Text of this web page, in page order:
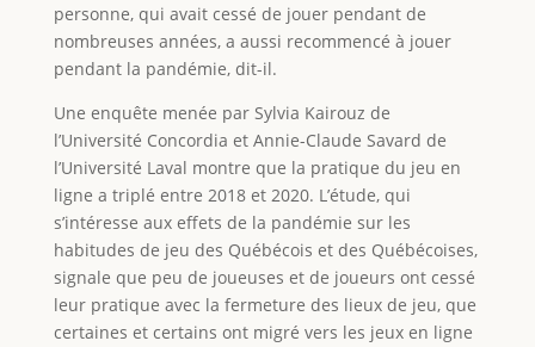
personne, qui avait cessé de jouer pendant de
nombreuses années, a aussi recommencé à jouer
pendant la pandémie, dit-il.
Une enquête menée par Sylvia Kairouz de
l’Université Concordia et Annie-Claude Savard de
l’Université Laval montre que la pratique du jeu en
ligne a triplé entre 2018 et 2020. L’étude, qui
s’intéresse aux effets de la pandémie sur les
habitudes de jeu des Québécois et des Québécoises,
signale que peu de joueuses et de joueurs ont cessé
leur pratique avec la fermeture des lieux de jeu, que
certaines et certains ont migré vers les jeux en ligne